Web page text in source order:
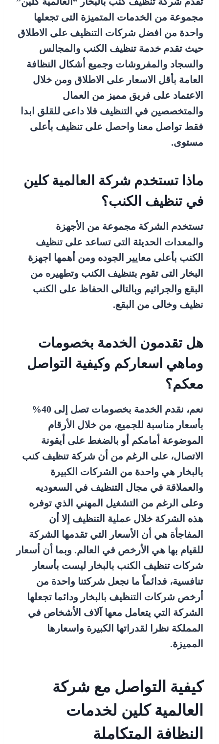
مجموعة من الخدمات المتميزة التى تجعلها
واحدة من افضل شركات التنظيف على الاطلاق
حيث تقدم خدمة تنظيف الكنب والمجالس
والسجاد والمفروشات وجميع أشكال النظافة
العامة بأقل الاسعار على الاطلاق ومن خلال
الاعتماد على فريق مميز من العمال
والمتخصصين في التنظيف فلا داعى للقلق ابدا
فقط تواصل معنا واحصل على تنظيف بأعلى
مستوى.
ماذا تستخدم شركة العالمية كلين
في تنظيف الكنب؟
تستخدم الشركة مجموعة من الأجهزة
والمعدات الحديثة التى تساعد على تنظيف
الكنب بأعلى معايير الجوده ومن أهمها اجهزة
البخار التى تقوم بتنظيف الكنب وتطهيره من
البقع والجراثيم وبالتالى الحفاظ على الكنب
نظيف وخالى من البقع.
هل تقدمون الخدمة بخصومات
وماهي اسعاركم وكيفية التواصل
معكم؟
نعم، نقدم الخدمة بخصومات تصل إلى 40%
بأسعار مناسبة للجميع، من خلال الأرقام
الموضوعة أمامكم أو بالضغط على أيقونة
الاتصال، على الرغم من أن شركة تنظيف كنب
بالبخار هي واحدة من الشركات الكبيرة
والعملاقة في مجال التنظيف في السعوديه
وعلى الرغم من التشغيل المهني الذي توفره
هذه الشركة خلال عملية التنظيف إلا أن
المفاجأة هي أن الأسعار التي تقدمها الشركة
للقيام بها هي الأرخص في العالم. وبما أن أسعار
شركات تنظيف الكنب بالبخار ليست بأسعار
تنافسية، فدائماً ما نجعل شركتنا واحدة من
أرخص شركات التنظيف بالبخار ودائما تجعلها
الشركة التي يتعامل معها آلاف الأشخاص في
المملكة نظرا لقدراتها الكبيرة واسعارها
المميزة.
كيفية التواصل مع شركة
العالمية كلين لخدمات
النظافة المتكاملة